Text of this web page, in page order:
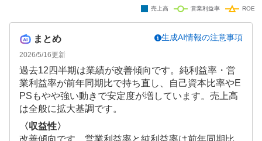
まとめ
2026/5/16更新
生成AI情報の注意事項
過去12四半期は業績が改善傾向です。純利益率・営
業利益率が前年同期比で持ち直し、自己資本比率やE
PSもやや強い動きで安定度が増しています。売上高
は全般に拡大基調です。
〈収益性〉